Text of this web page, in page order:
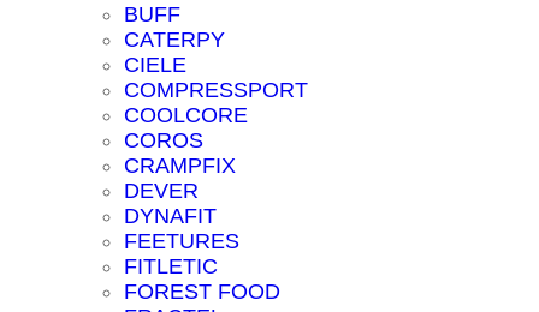
BUFF
CATERPY
CIELE
COMPRESSPORT
COOLCORE
COROS
CRAMPFIX
DEVER
DYNAFIT
FEETURES
FITLETIC
FOREST FOOD